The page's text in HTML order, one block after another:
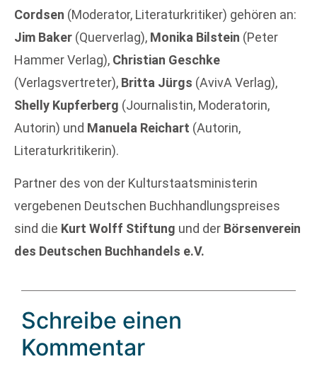
Cordsen (Moderator, Literaturkritiker) gehören an:
Jim Baker (Querverlag), Monika Bilstein (Peter
Hammer Verlag), Christian Geschke
(Verlagsvertreter), Britta Jürgs (AvivA Verlag),
Shelly Kupferberg (Journalistin, Moderatorin,
Autorin) und Manuela Reichart (Autorin,
Literaturkritikerin).
Partner des von der Kulturstaatsministerin
vergebenen Deutschen Buchhandlungspreises
sind die Kurt Wolff Stiftung und der Börsenverein
des Deutschen Buchhandels e.V.
Schreibe einen
Kommentar